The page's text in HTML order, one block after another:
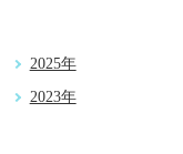
2025年
2023年